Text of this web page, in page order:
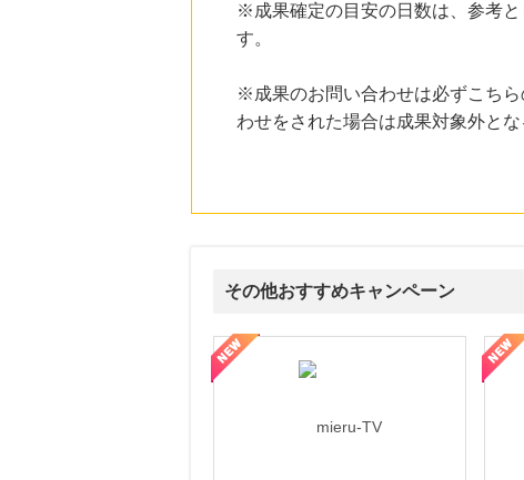
※成果確定の目安の日数は、参考
す。
※成果のお問い合わせは必ずこち
わせをされた場合は成果対象外とな
その他おすすめキャンペーン
【LOJEL公式サイト】スーツケース・バッグ
【ロデオドライブ】創業70年の